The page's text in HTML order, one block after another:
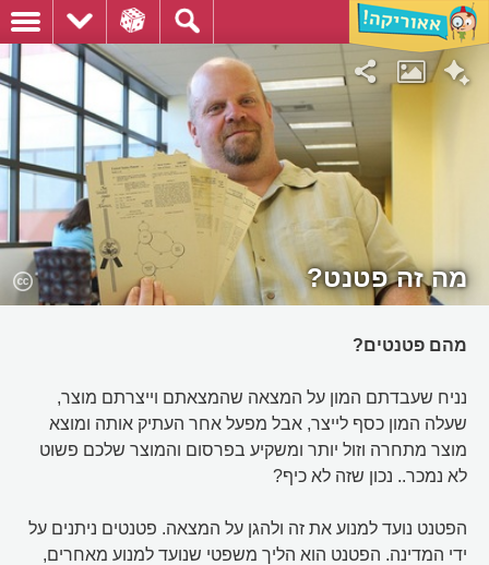
מה זה פטנט?
מהם פטנטים?
נניח שעבדתם המון על המצאה שהמצאתם וייצרתם מוצר,
שעלה המון כסף לייצר, אבל מפעל אחר העתיק אותה ומוצא
מוצר מתחרה וזול יותר ומשקיע בפרסום והמוצר שלכם פשוט
לא נמכר.. נכון שזה לא כיף?
הפטנט נועד למנוע את זה ולהגן על המצאה. פטנטים ניתנים על
ידי המדינה. הפטנט הוא הליך משפטי שנועד למנוע מאחרים,